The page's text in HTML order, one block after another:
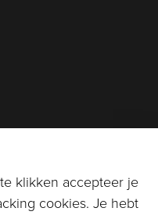
klikken accepteer je
cookies. Je hebt